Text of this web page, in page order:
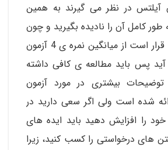
در نظر می گیرند به همین
طور کامل آن را نادیده بگیرید و چون
نمره ی نهایی شما قرار است از میانگین نمره ی 4 آزمون
پس باید مطالعه ی کافی داشته
توضیحات بیشتری در مورد آزمون
شده است ولی اگر سعی دارید در
را افزایش دهید باید ایده های
های درخواستی را کسب کنید، زیرا